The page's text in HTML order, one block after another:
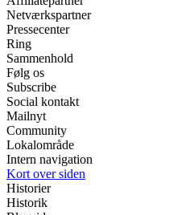
Netværkspartner
Pressecenter
Ring
Sammenhold
Følg os
Subscribe
Social kontakt
Mailnyt
Community
Lokalområde
Intern navigation
Kort over siden
Historier
Historik